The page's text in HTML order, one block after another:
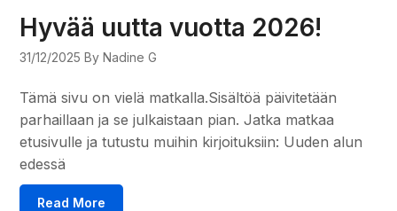
Hyvää uutta vuotta 2026!
31/12/2025 By Nadine G
Tämä sivu on vielä matkalla.Sisältöä päivitetään
parhaillaan ja se julkaistaan pian. Jatka matkaa
etusivulle ja tutustu muihin kirjoituksiin: Uuden alun
edessä
Read More